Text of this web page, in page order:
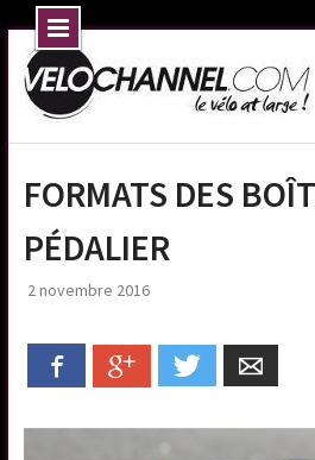
Skip
to
content
FORMATS DES
PÉDALIER
2 novembre 2016
Facebook Google+ Twitter